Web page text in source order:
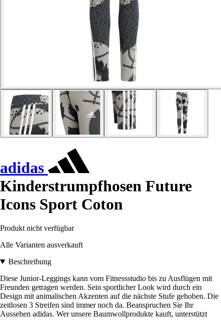
adidas
Kinderstrumpfhosen Future
Icons Sport Coton
Produkt nicht verfügbar
Alle Varianten ausverkauft
Beschreibung
Diese Junior-Leggings kann vom Fitnessstudio bis zu Ausflügen mit
Freunden getragen werden. Sein sportlicher Look wird durch ein
Design mit animalischen Akzenten auf die nächste Stufe gehoben. Die
zeitlosen 3 Streifen sind immer noch da. Beanspruchen Sie Ihr
Aussehen adidas. Wer unsere Baumwollprodukte kauft, unterstützt